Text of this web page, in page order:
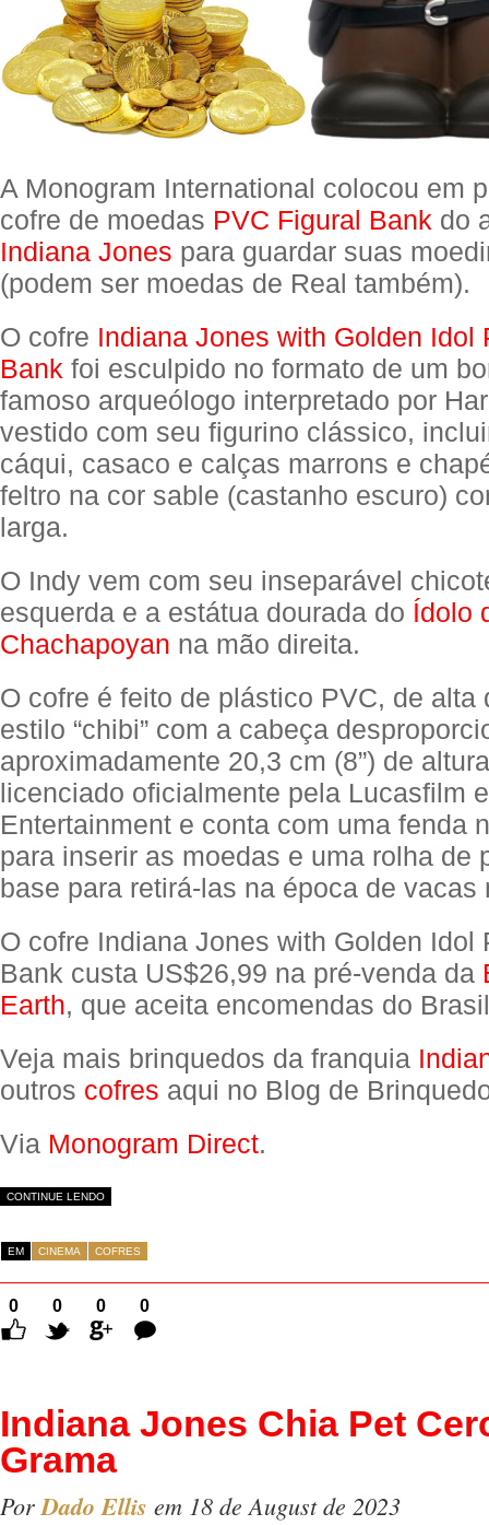
A Monogram International colocou em
cofre de moedas PVC Figural Bank do
Indiana Jones para guardar suas
(podem ser moedas de Real também).
O cofre Indiana Jones with Golden Idol
Bank foi esculpido no formato de um
famoso arqueólogo interpretado por
vestido com seu figurino clássico,
cáqui, casaco e calças marrons e
feltro na cor sable (castanho escuro)
larga.
O Indy vem com seu inseparável
esquerda e a estátua dourada do Ídolo
Chachapoyan na mão direita.
O cofre é feito de plástico PVC, de alta
estilo “chibi” com a cabeça
aproximadamente 20,3 cm (8”) de
licenciado oficialmente pela Lucasfilm
Entertainment e conta com uma fenda
para inserir as moedas e uma rolha de
base para retirá-las na época de vacas
O cofre Indiana Jones with Golden Idol
Bank custa US$26,99 na pré-venda da
Earth, que aceita encomendas do
Veja mais brinquedos da franquia
outros cofres aqui no Blog de
Via Monogram Direct.
CONTINUE LENDO
EM CINEMA COFRES
0 0 0
0
Comentários
Indiana Jones Chia Pet
Grama
PorDado Ellis em 18 de August de 2023